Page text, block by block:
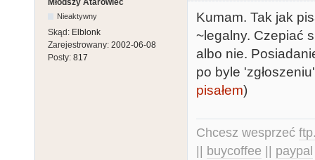
Młodszy Atarowiec
Nieaktywny
Skąd: Elblonk
Zarejestrowany: 2002-06-08
Posty: 817
Kumam. Tak jak
~legalny. Czepiać
albo nie.
po byle
pisałem)
Chcesz wesprzeć
|| buycoffee || paypal